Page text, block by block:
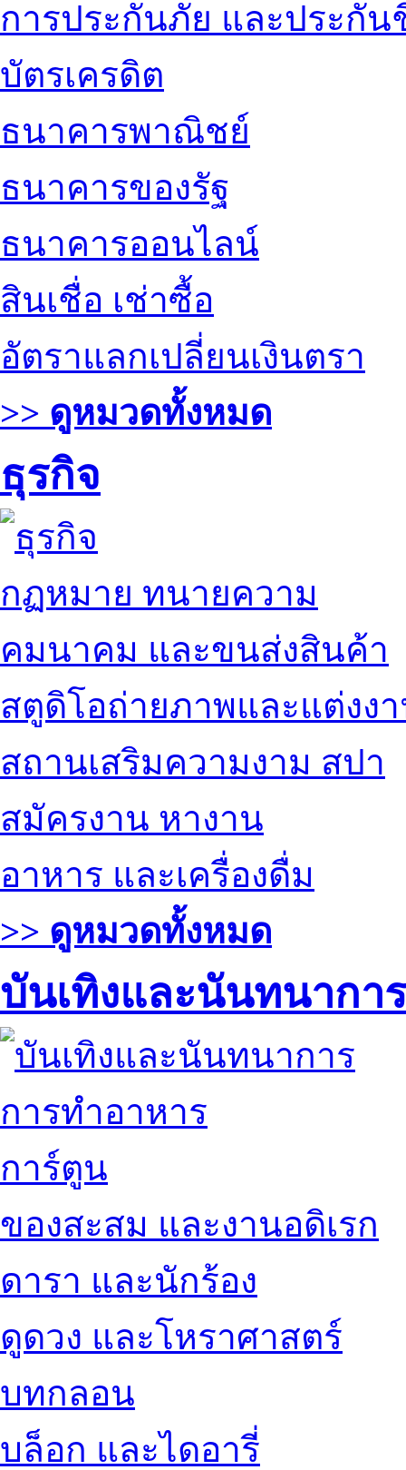
การประกันภัย และประกัน
บัตรเครดิต
ธนาคารพาณิชย์
ธนาคารของรัฐ
ธนาคารออนไลน์
สินเชื่อ เช่าซื้อ
อัตราแลกเปลี่ยนเงินตรา
>> ดูหมวดทั้งหมด
ธุรกิจ
กฏหมาย ทนายความ
คมนาคม และขนส่งสินค้า
สตูดิโอถ่ายภาพและแต่งง
สถานเสริมความงาม สปา
สมัครงาน หางาน
อาหาร และเครื่องดื่ม
>> ดูหมวดทั้งหมด
บันเทิงและนันทนาการ
การทำอาหาร
การ์ตูน
ของสะสม และงานอดิเรก
ดารา และนักร้อง
ดูดวง และโหราศาสตร์
บทกลอน
บล็อก และไดอารี่